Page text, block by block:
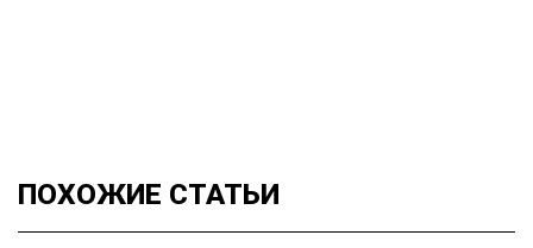
ПОХОЖИЕ СТАТЬИ